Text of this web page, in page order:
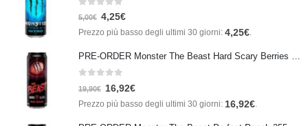
Su 5
5,00€ 4,25€
Prezzo più basso degli ultimi 30 giorni: 4,25€.
PRE-ORDER Monster The Beast Hard Scary Berries 355 ml IN ARRIVO ENTRO IL 21 SETTEMBRE
Su 5
19,90€ 16,92€
Prezzo più basso degli ultimi 30 giorni: 16,92€